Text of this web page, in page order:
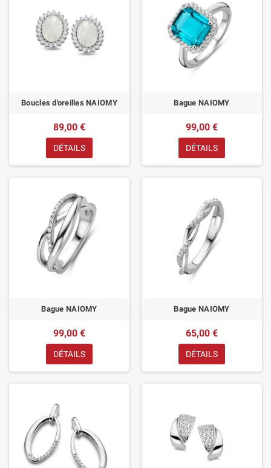
Boucles d'oreilles NAIOMY
89,00 €
DÉTAILS
Bague NAIOMY
99,00 €
DÉTAILS
Bague NAIOMY
99,00 €
DÉTAILS
Bague NAIOMY
65,00 €
DÉTAILS